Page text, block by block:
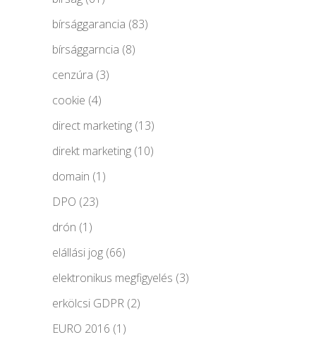
bírsággarancia (83)
bírsággarncia (8)
cenzúra (3)
cookie (4)
direct marketing (13)
direkt marketing (10)
domain (1)
DPO (23)
drón (1)
elállási jog (66)
elektronikus megfigyelés (3)
erkölcsi GDPR (2)
EURO 2016 (1)